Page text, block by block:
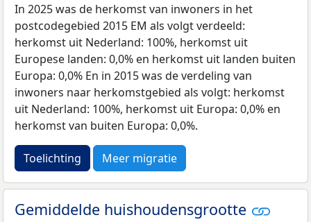
In 2025 was de herkomst van inwoners in het
postcodegebied 2015 EM als volgt verdeeld:
herkomst uit Nederland: 100%, herkomst uit
Europese landen: 0,0% en herkomst uit landen buiten
Europa: 0,0% En in 2015 was de verdeling van
inwoners naar herkomstgebied als volgt: herkomst
uit Nederland: 100%, herkomst uit Europa: 0,0% en
herkomst van buiten Europa: 0,0%.
Toelichting Meer migratie
Gemiddelde huishoudensgrootte